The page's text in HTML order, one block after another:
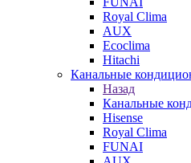
Royal Clima
AUX
Ecoclima
Hitachi
Канальные
Назад
Канальные
Hisense
Royal Clima
FUNAI